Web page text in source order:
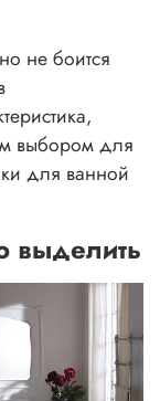
не боится
выбором для
для ванной
выделить